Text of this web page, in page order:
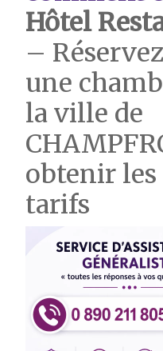
Hôtel
–
une
la ville de
obtenir
tarifs